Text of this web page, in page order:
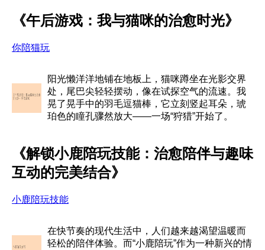
《午后游戏：我与猫咪的治愈时光》
你陪猫玩
阳光懒洋洋地铺在地板上，猫咪蹲坐在光影交界
处，尾巴尖轻轻摆动，像在试探空气的流速。我
晃了晃手中的羽毛逗猫棒，它立刻竖起耳朵，琥
珀色的瞳孔骤然放大——一场“狩猎”开始了。
《解锁小鹿陪玩技能：治愈陪伴与趣味
互动的完美结合》
小鹿陪玩技能
在快节奏的现代生活中，人们越来越渴望温暖而
轻松的陪伴体验。而“小鹿陪玩”作为一种新兴的情